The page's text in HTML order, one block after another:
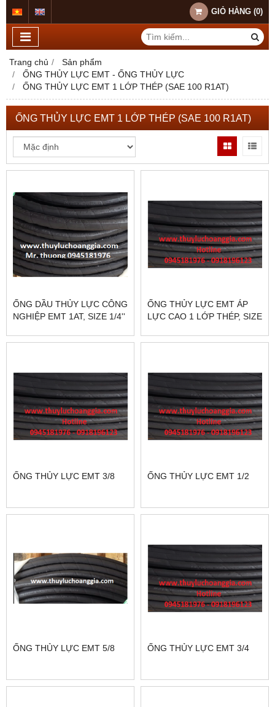
GIỎ HÀNG (0)
Trang chủ
Sản phẩm
ỐNG THỦY LỰC EMT - ỐNG THỦY LỰC
ỐNG THỦY LỰC EMT 1 LỚP THÉP (SAE 100 R1AT)
ỐNG THỦY LỰC EMT 1 LỚP THÉP (SAE 100 R1AT)
ỐNG DẦU THỦY LỰC CÔNG
NGHIỆP EMT 1AT, SIZE 1/4''
ỐNG THỦY LỰC EMT ÁP
LỰC CAO 1 LỚP THÉP, SIZE
ỐNG THỦY LỰC EMT 3/8 ỐNG THỦY LỰC EMT 1/2
ỐNG THỦY LỰC EMT 5/8 ỐNG THỦY LỰC EMT 3/4